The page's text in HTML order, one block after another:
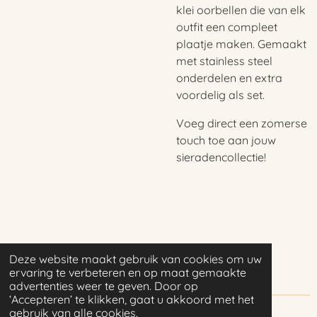
Deze website maakt gebruik van cookies om uw
ervaring te verbeteren en op maat gemaakte
advertenties weer te geven. Door op
‘Accepteren’ te klikken, gaat u akkoord met het
gebruik van alle cookies.
klei oorbellen die van elk
outfit een compleet
plaatje maken. Gemaakt
met stainless steel
onderdelen en extra
voordelig als set.
Voeg direct een zomerse
touch toe aan jouw
sieradencollectie!